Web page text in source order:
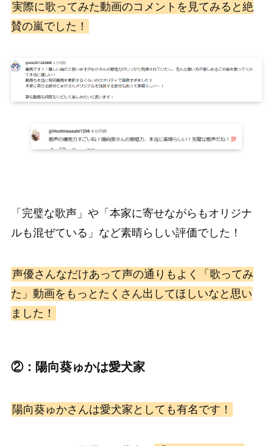
実際に歌ってみた動画のコメントを見てみると絶
賛の嵐でした！
「完璧な歌声」や「本家に寄せながらもオリジナ
ルも混ぜている」など素晴らしい評価でした！
声優さんなだけあって声の通りもよく「歌ってみ
た」動画をもっとたくさん出してほしいなと思い
ました！
②：陽向葵ゅかは愛犬家
陽向葵ゅかさんは愛犬家としても有名です！